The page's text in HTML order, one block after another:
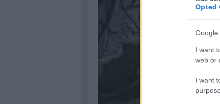
Opted
Google
I want
web or
I want